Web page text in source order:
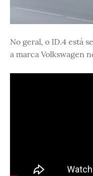
No geral, o ID.4 está
a marca Volkswagen